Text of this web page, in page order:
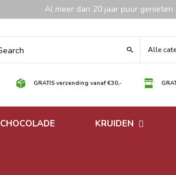
Al meer dan 20 jaar puur genieten
Alle
GRATIS verzending vanaf €30,-
CHOCOLADE KRUIDEN